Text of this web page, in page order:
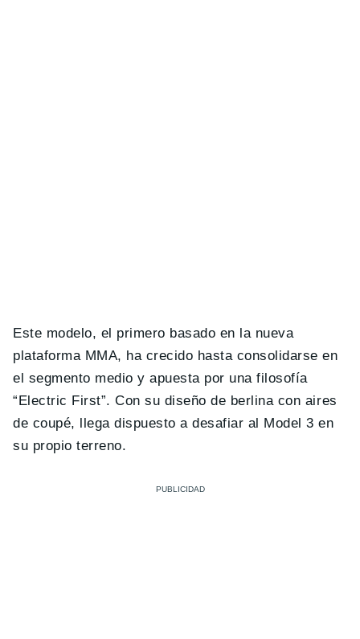
Este modelo, el primero basado en la nueva
plataforma MMA, ha crecido hasta consolidarse en
el segmento medio y apuesta por una filosofía
“Electric First”. Con su diseño de berlina con aires
de coupé, llega dispuesto a desafiar al Model 3 en
su propio terreno.